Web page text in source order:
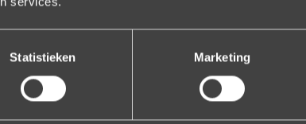
Statistieken Marketing